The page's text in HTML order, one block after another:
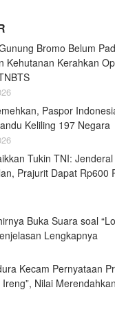
Bromo Belum
Kehutanan Kerahkan
Paspor
Keliling 197 Negara
Tukin TNI:
Prajurit Dapat Rp600
Buka Suara soal
Lengkapnya
Kecam Pernyataan
Ireng”, Nilai